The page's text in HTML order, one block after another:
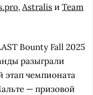
,Astralisи Team
Bounty Fall 2025
разыграли
этап чемпионата
— призовой